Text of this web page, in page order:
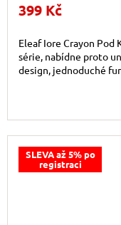
399 Kč
Eleaf Iore Crayon
série, nabídne proto
design, jednoduché
SLEVA až 5% po
registraci